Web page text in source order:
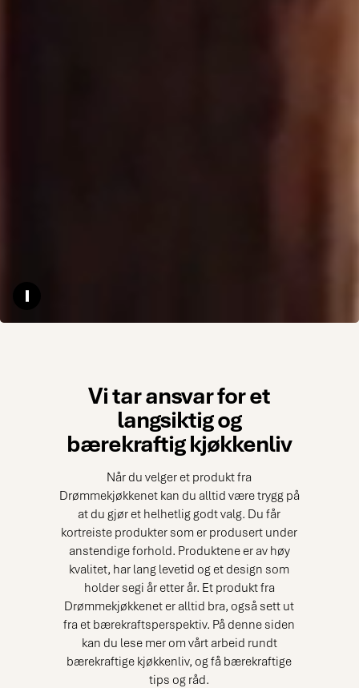
Pause video
Vi tar ansvar for et
langsiktig og
bærekraftig kjøkkenliv
Når du velger et produkt fra
Drømmekjøkkenet kan du alltid være trygg på
at du gjør et helhetlig godt valg. Du får
kortreiste produkter som er produsert under
anstendige forhold. Produktene er av høy
kvalitet, har lang levetid og et design som
holder segi år etter år. Et produkt fra
Drømmekjøkkenet er alltid bra, også sett ut
fra et bærekraftsperspektiv. På denne siden
kan du lese mer om vårt arbeid rundt
bærekraftige kjøkkenliv, og få bærekraftige
tips og råd.